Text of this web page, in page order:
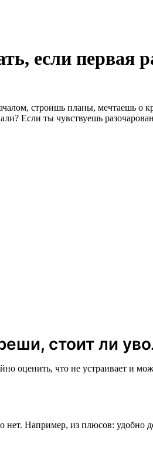
если первая
строишь планы, мечтаешь о
Если ты чувствуешь
стоит ли
оценить, что не устраивает и
нет. Например, из плюсов: